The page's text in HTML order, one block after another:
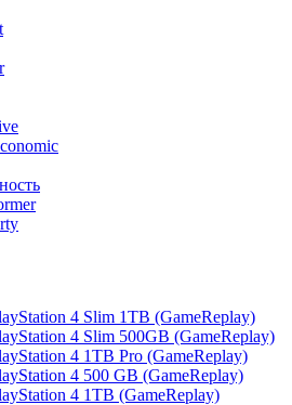
4 Slim 1TB (GameReplay)
4 Slim 500GB (GameReplay)
4 1TB Pro (GameReplay)
4 500 GB (GameReplay)
4 1TB (GameReplay)